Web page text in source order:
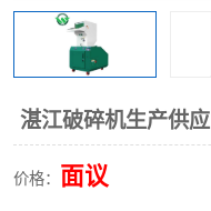
湛江破碎机生产供应
价格： 面议